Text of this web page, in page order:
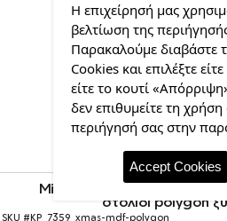
Minecraft Dungeons, Στολίδι
στολίδι polygon
SKU #KP_7359_xmas-mdf-polygon
Θέλεις
και
εσύ
μια
από
την
CDL.gr
Η επιχείρησή μας
βελτίωση της
Παρακαλούμε διαβάστε
Cookies και επιλέξτε
είτε το κουτί
δεν επιθυμείτε τη
περιήγησή σας στην
Accept Cookies